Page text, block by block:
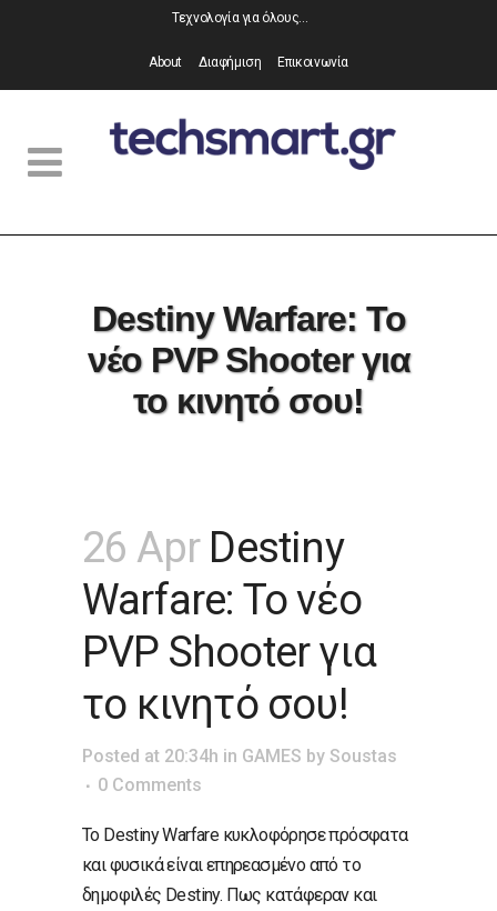
Τεχνολογία για όλους…
About Διαφήμιση Επικοινωνία
Destiny Warfare: Το
νέο PVP Shooter για
το κινητό σου!
26 AprDestiny
Warfare: Το νέο
PVP Shooter για
το κινητό σου!
Posted at 20:34h in GAMES by Soustas
0 Comments
Το Destiny Warfare κυκλοφόρησε πρόσφατα
και φυσικά είναι επηρεασμένο από το
δημοφιλές Destiny. Πως κατάφεραν και